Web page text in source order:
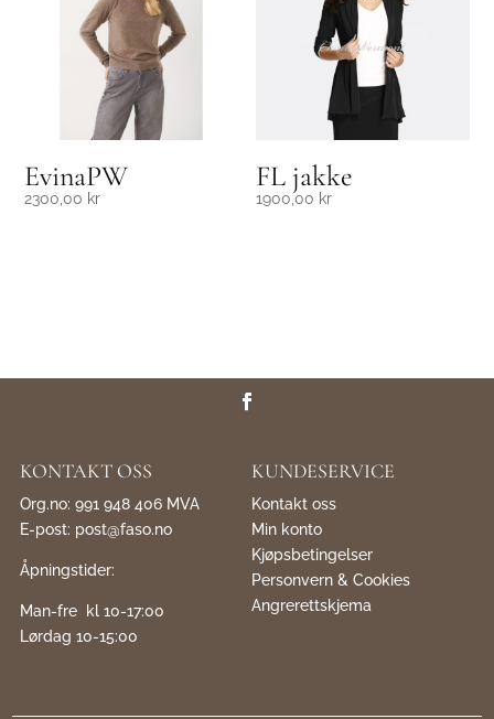
EvinaPW
2300,00 kr
FL jakke
1900,00 kr
KONTAKT OSS
Org.no: 991 948 406 MVA
E-post: post@faso.no
Åpningstider:
Man-fre kl 10-17:00
Lørdag 10-15:00
KUNDESERVICE
Kontakt oss
Min konto
Kjøpsbetingelser
Personvern & Cookies
Angrerettskjema